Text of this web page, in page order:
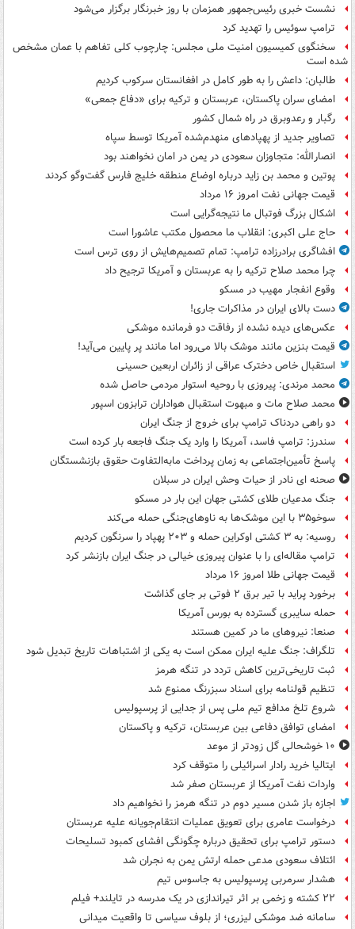
نشست خبری رئیس‌جمهور همزمان با روز خبرنگار برگزار می‌شود
ترامپ سوئیس را تهدید کرد
سخنگوی کمیسیون امنیت ملی مجلس: چارچوب کلی تفاهم با عمان مشخص
شده است
طالبان: داعش را به طور کامل در افغانستان سرکوب کردیم
امضای سران پاکستان، عربستان و ترکیه برای «دفاع جمعی»
رگبار و رعدوبرق در راه شمال کشور
تصاویر جدید از پهپادهای منهدم‌شده آمریکا توسط سپاه
انصارالله: متجاوزان سعودی در یمن در امان نخواهند بود
پوتین و محمد بن زاید درباره اوضاع منطقه خلیج فارس گفت‌وگو کردند
قیمت جهانی نفت امروز ۱۶ مرداد
اشکال بزرگ فوتبال ما نتیجه‌گرایی است
حاج علی اکبری: انقلاب ما محصول مکتب عاشورا است
افشاگری برادرزاده ترامپ: تمام تصمیم‌هایش از روی ترس است
چرا محمد صلاح ترکیه را به عربستان و آمریکا ترجیح داد
وقوع انفجار مهیب در مسکو
دست بالای ایران در مذاکرات جاری!
عکس‌های دیده نشده از رفاقت دو فرمانده‌ موشکی
قیمت بنزین مانند موشک بالا می‌رود اما مانند پر پایین می‌آید!
استقبال خاص دخترک عراقی از زائران اربعین حسینی
محمد مرندی: پیروزی با روحیه استوار مردمی حاصل شده
محمد صلاح مات و مبهوت استقبال هواداران ترابزون اسپور
دو راهی دردناک ترامپ برای خروج از جنگ ایران
سندرز: ترامپ فاسد، آمریکا را وارد یک جنگ فاجعه بار کرده است
پاسخ تأمین‌اجتماعی به زمان پرداخت مابه‌التفاوت حقوق بازنشستگان
صحنه ای نادر از حیات وحش ایران در سبلان
جنگ مدعیان طلای کشتی جهان این بار در مسکو
سوخو۳۵ با این موشک‌ها به ناوهای‌جنگی حمله می‌کند
روسیه: به ۳ کشتی اوکراین حمله و ۲۰۳ پهپاد را سرنگون کردیم
ترامپ مقاله‌ای را با عنوان پیروزی خیالی در جنگ ایران بازنشر کرد
قیمت جهانی طلا امروز ۱۶ مرداد
برخورد پراید با تیر برق ۲ فوتی بر جای گذاشت
حمله سایبری گسترده به بورس آمریکا
صنعا: نیروهای ما در کمین‌ هستند
تلگراف: جنگ علیه ایران ممکن است به یکی از اشتباهات تاریخ تبدیل شود
ثبت تاریخی‌ترین کاهش تردد در تنگه هرمز
تنظیم قولنامه برای اسناد سبزرنگ ممنوع شد
شروع تلخ مدافع تیم ملی پس از جدایی از پرسپولیس
امضای توافق دفاعی بین عربستان، ترکیه و پاکستان
۱۰ خوشحالی گل زودتر از موعد
ایتالیا خرید رادار اسرائیلی را متوقف کرد
واردات نفت آمریکا از عربستان صفر شد
اجازه باز شدن مسیر دوم در تنگه هرمز را نخواهیم داد
درخواست عامری برای تعویق عملیات انتقام‌جویانه علیه عربستان
دستور ترامپ برای تحقیق درباره چگونگی افشای کمبود تسلیحات
ائتلاف سعودی مدعی حمله ارتش یمن به نجران شد
هشدار سرمربی پرسپولیس به جاسوس تیم
۲۲ کشته و زخمی بر اثر تیراندازی در یک مدرسه در تایلند+ فیلم
سامانه ضد موشکی لیزری؛ از بلوف سیاسی تا واقعیت میدانی